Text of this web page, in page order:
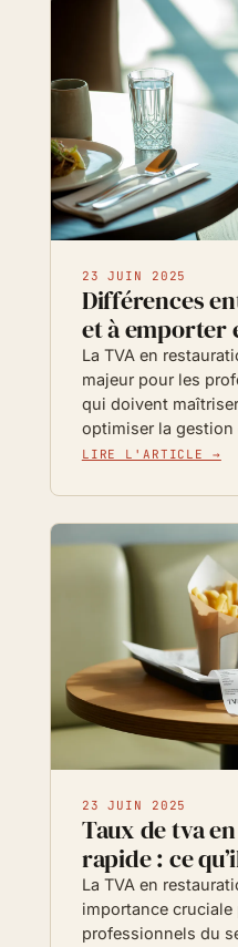
23 JUIN 2025
Différences
et à emporter
La TVA en
majeur pour les
qui doivent
optimiser la gestion
LIRE L'ARTICLE →
23 JUIN 2025
Taux de tva
rapide : ce
La TVA en
importance
professionnels du